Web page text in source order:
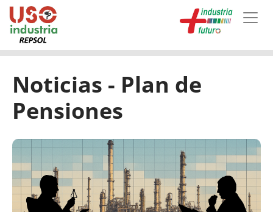
Skip to main content
Noticias - Plan de
Pensiones